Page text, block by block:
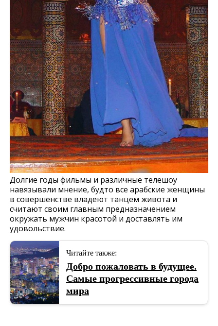
Долгие годы фильмы и различные телешоу
навязывали мнение, будто все арабские женщины
в совершенстве владеют танцем живота и
считают своим главным предназначением
окружать мужчин красотой и доставлять им
удовольствие.
Читайте также:
Добро пожаловать в будущее.
Самые прогрессивные города
мира